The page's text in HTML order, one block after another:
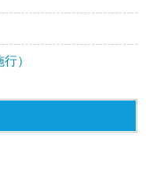
）